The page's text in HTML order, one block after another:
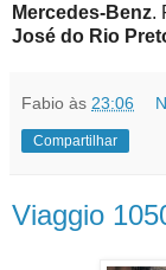
Mercedes-Benz.
José do Rio
Fabio às 23:06
Compartilhar
Viaggio